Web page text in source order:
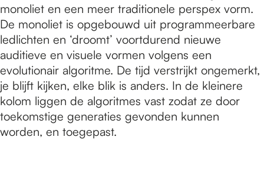
monoliet en een meer traditionele perspex vorm.
De monoliet is opgebouwd uit programmeerbare
ledlichten en ‘droomt’ voortdurend nieuwe
auditieve en visuele vormen volgens een
evolutionair algoritme. De tijd verstrijkt ongemerkt,
je blijft kijken, elke blik is anders. In de kleinere
kolom liggen de algoritmes vast zodat ze door
toekomstige generaties gevonden kunnen
worden, en toegepast.